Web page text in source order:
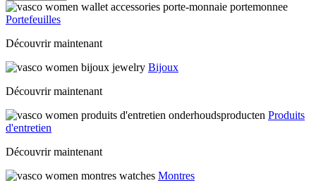
Portefeuilles
Découvrir maintenant
Bijoux
Découvrir maintenant
Produits
d'entretien
Découvrir maintenant
Montres